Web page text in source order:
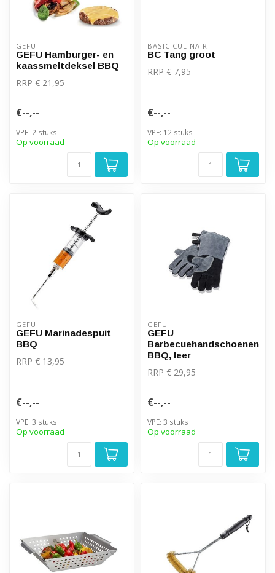
GEFU
GEFU Hamburger- en
kaassmeltdeksel BBQ
RRP € 21,95
€--,--
VPE: 2 stuks
Op voorraad
BASIC CULINAIR
BC Tang groot
RRP € 7,95
€--,--
VPE: 12 stuks
Op voorraad
GEFU
GEFU Marinadespuit
BBQ
RRP € 13,95
€--,--
VPE: 3 stuks
Op voorraad
GEFU
GEFU
Barbecuehandschoenen
BBQ, leer
RRP € 29,95
€--,--
VPE: 3 stuks
Op voorraad